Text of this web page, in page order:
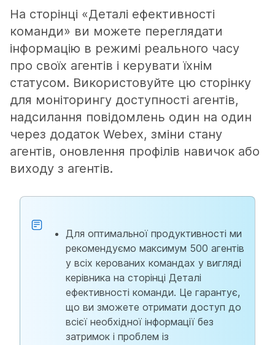
На сторінці «Деталі ефективності
команди» ви можете переглядати
інформацію в режимі реального часу
про своїх агентів і керувати їхнім
статусом. Використовуйте цю сторінку
для моніторингу доступності агентів,
надсилання повідомлень один на один
через додаток Webex, зміни стану
агентів, оновлення профілів навичок або
виходу з агентів.
Для оптимальної продуктивності ми
рекомендуємо максимум 500 агентів
у всіх керованих командах у вигляді
керівника на сторінці Деталі
ефективності команди. Це гарантує,
що ви зможете отримати доступ до
всієї необхідної інформації без
затримок і проблем із